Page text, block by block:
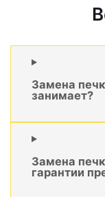
Замена
занимает?
Замена
гарантии